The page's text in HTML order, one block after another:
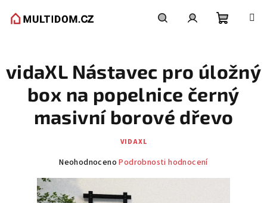
košík
vidaXL Nástavec pro úložný
box na popelnice černý
masivní borové dřevo
VIDAXL
Průměrné
produktu
je
Neohodnoceno Podrobnosti hodnocení